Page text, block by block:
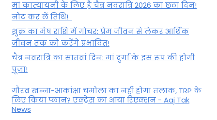
मां कात्‍यायनी के लिए है चैत्र नवरात्रि 2026 का छठा दिन!
नोट कर लें तिथि!
शुक्र का मेष राशि में गोचर: प्रेम जीवन से लेकर आर्थिक
जीवन तक को करेंगे प्रभावित!
चैत्र नवरात्रि का सातवां दिन: मां दुर्गा के इस रूप की होगी
पूजा!
गौरव खन्ना-आकांक्षा चमोला का नहीं होगा तलाक, TRP के
लिए किया प्लान? एक्ट्रेस का आया रिएक्शन - Aaj Tak
News